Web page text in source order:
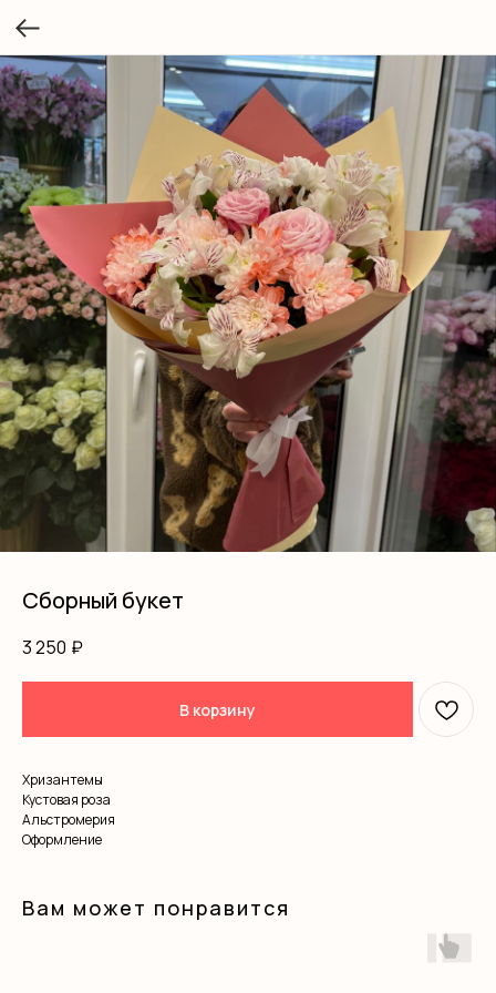
Сборный букет
3 250 ₽
В корзину
Хризантемы
Кустовая роза
Альстромерия
Оформление
Вам может понравится